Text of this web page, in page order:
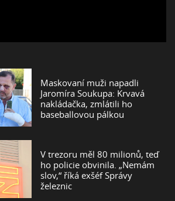
Maskovaní muži napadli
Jaromíra Soukupa: Krvavá
nakládačka, zmlátili ho
baseballovou pálkou
V trezoru měl 80 milionů, teď
ho policie obvinila. „Nemám
slov,“ říká exšéf Správy
železnic